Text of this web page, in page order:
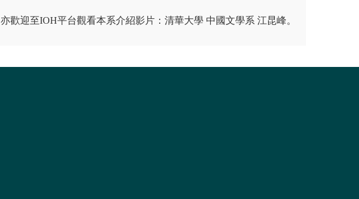
亦歡迎至IOH平台觀看本系介紹影片：清華大學 中國文學系 江昆峰。